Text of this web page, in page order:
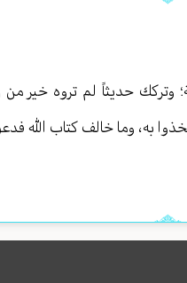
وتركك حديثاً لم تروه خير من
به، وما خالف كتاب الله